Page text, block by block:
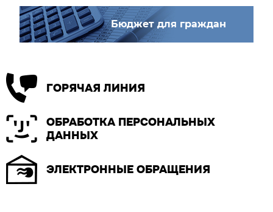
Бюджет для граждан
ГОРЯЧАЯ ЛИНИЯ
ОБРАБОТКА ПЕРСОНАЛЬНЫХ
ДАННЫХ
ЭЛЕКТРОННЫЕ ОБРАЩЕНИЯ